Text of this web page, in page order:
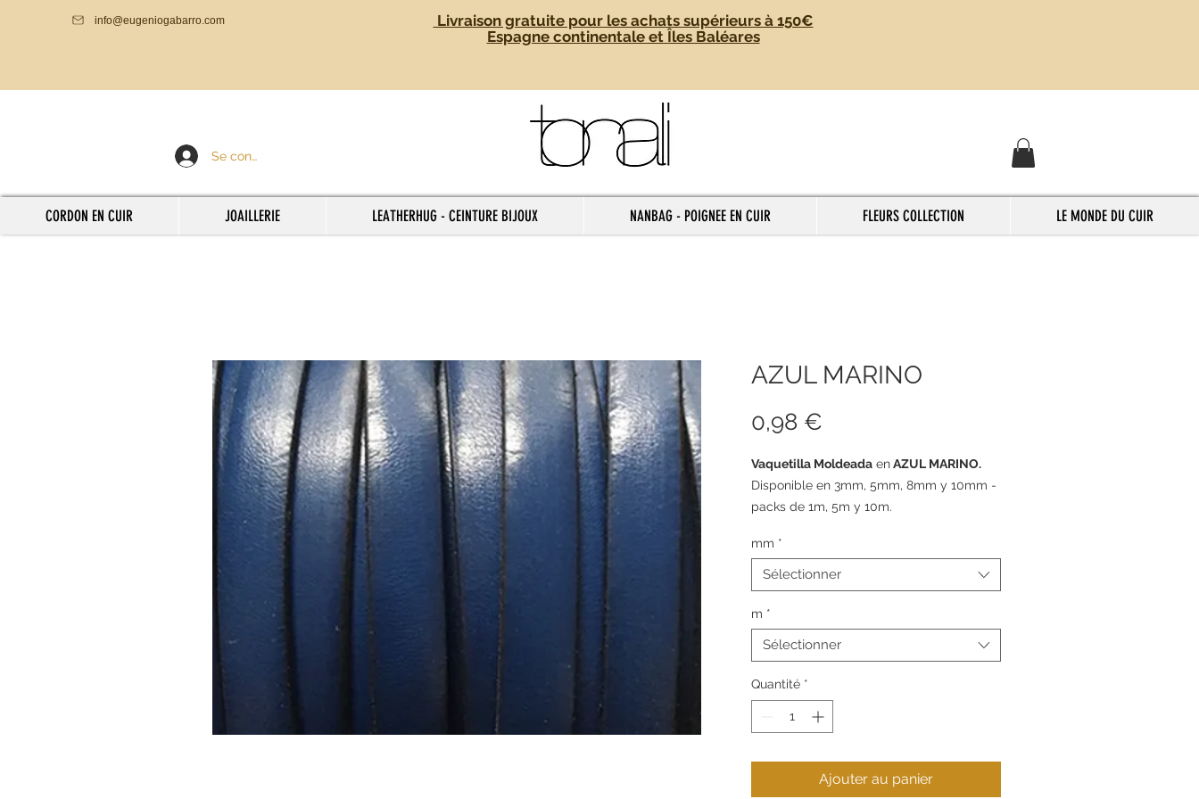
info@eugeniogabarro.com
Livraison gratuite pour les achats supérieurs à 150€
Espagne continentale et Îles Baléares
Se connecter
AZUL MARINO
0,98 €
Vaquetilla Moldeada enAZUL MARINO.
Disponible en 3mm, 5mm, 8mm y 10mm -
packs de 1m, 5m y 10m.
mm *
Sélectionner
m *
Sélectionner
Quantité *
Ajouter au panier
CORDON EN CUIR JOAILLERIE LEATHERHUG - CEINTURE BIJOUX NANBAG - POIGNEE EN CUIR FLEURS COLLECTION LE MONDE DU CUIR